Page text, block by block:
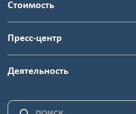
Стоимость
Пресс-центр
Деятельность